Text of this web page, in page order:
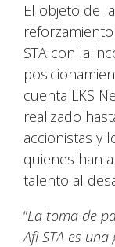
El objeto de
STA con la
cuenta LKS
realizado
accionistas y
quienes han
talento al
“La toma de
Afi STA es